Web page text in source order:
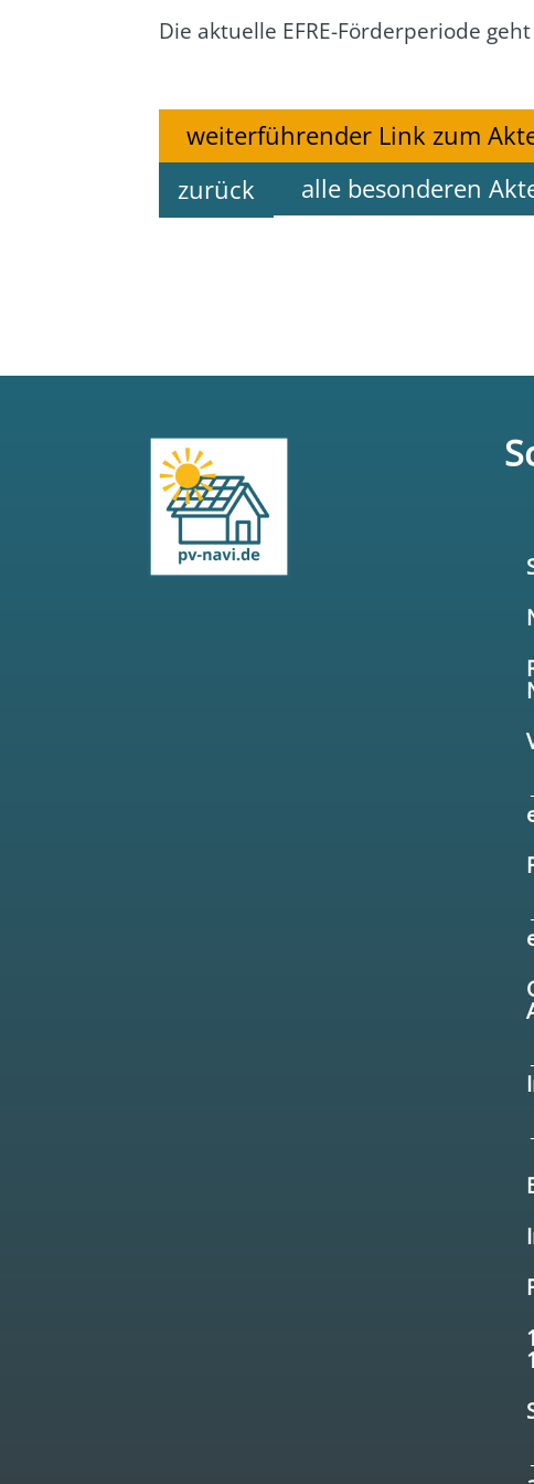
Die aktu­el­le EFRE-För­der­pe­ri­ode
weiterführender Link zum
zurück
alle besonderen